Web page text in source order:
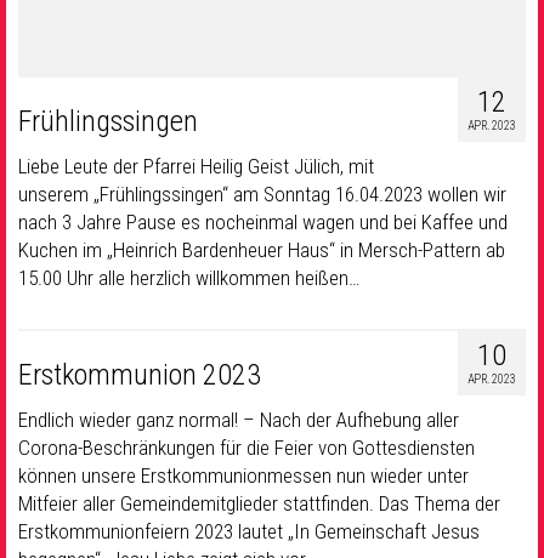
12
APR. 2023
Frühlingssingen
Liebe Leute der Pfarrei Heilig Geist Jülich, mit
unserem „Frühlingssingen“ am Sonntag 16.04.2023 wollen wir
nach 3 Jahre Pause es nocheinmal wagen und bei Kaffee und
Kuchen im „Heinrich Bardenheuer Haus“ in Mersch-Pattern ab
15.00 Uhr alle herzlich willkommen heißen…
10
APR. 2023
Erstkommunion 2023
Endlich wieder ganz normal! – Nach der Aufhebung aller
Corona-Beschränkungen für die Feier von Gottesdiensten
können unsere Erstkommunionmessen nun wieder unter
Mitfeier aller Gemeindemitglieder stattfinden. Das Thema der
Erstkommunionfeiern 2023 lautet „In Gemeinschaft Jesus